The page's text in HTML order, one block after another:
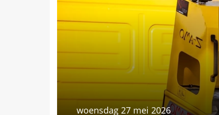
woensdag 27 mei 2026